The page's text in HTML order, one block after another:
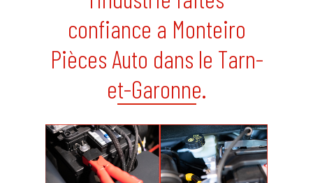
confiance a Monteiro
Pièces Auto dans le Tarn-
et-Garonne.